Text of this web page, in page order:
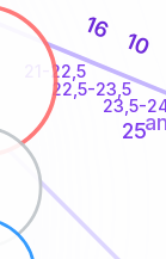
21-22,5
22,5-23,5
23,5-
16
10
25